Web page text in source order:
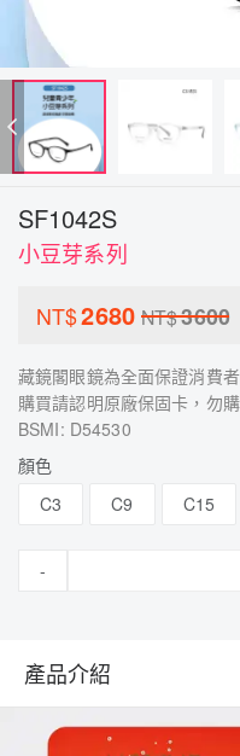
SF1042S
小豆芽系列
NT$2680 NT$3600
藏鏡閣眼鏡為全面保證消費
購買請認明原廠保固卡，勿
BSMI: D54530
顏色
C3
C9 C15
-
產品介紹